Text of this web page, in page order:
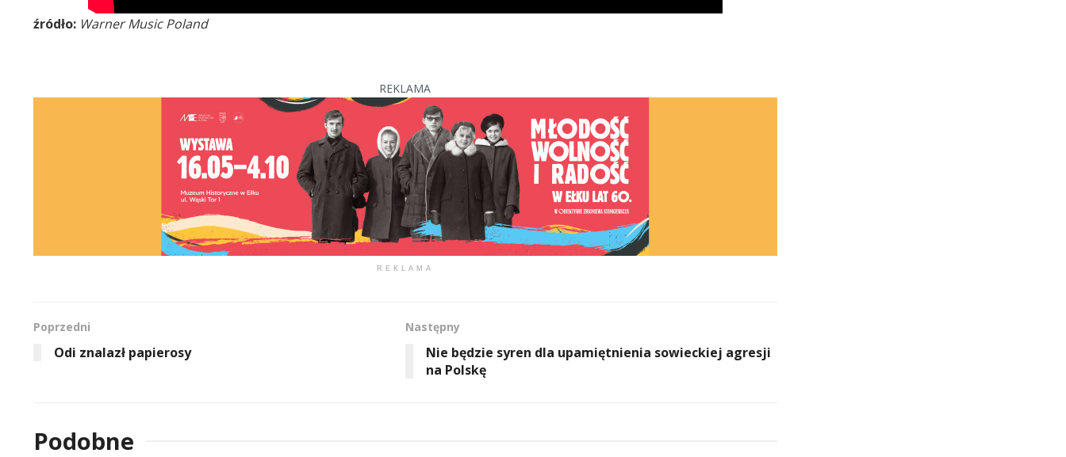
źródło: Warner Music Poland
REKLAMA
REKLAMA
Poprzedni
Odi znalazł papierosy
Następny
Nie będzie syren dla upamiętnienia sowieckiej agresji
na Polskę
Podobne